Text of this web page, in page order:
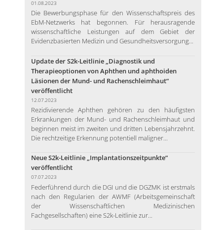
01.08.2023
Die Bewerbungsphase für den Wissenschaftspreis des
EbM-Netzwerks hat begonnen. Für herausragende
wissenschaftliche Leistungen auf dem Gebiet der
Evidenzbasierten Medizin und Gesundheitsversorgung...
Update der S2k-Leitlinie „Diagnostik und
Therapieoptionen von Aphthen und aphthoiden
Läsionen der Mund- und Rachenschleimhaut“
veröffentlicht
12.07.2023
Rezidivierende Aphthen gehören zu den häufigsten
Erkrankungen der Mund- und Rachenschleimhaut und
beginnen meist im zweiten und dritten Lebensjahrzehnt.
Die rechtzeitige Erkennung potentiell maligner...
Neue S2k-Leitlinie „Implantationszeitpunkte“
veröffentlicht
07.07.2023
Federführend durch die DGI und die DGZMK ist erstmals
nach den Regularien der AWMF (Arbeitsgemeinschaft
der Wissenschaftlichen Medizinischen
Fachgesellschaften) eine S2k-Leitlinie zur...